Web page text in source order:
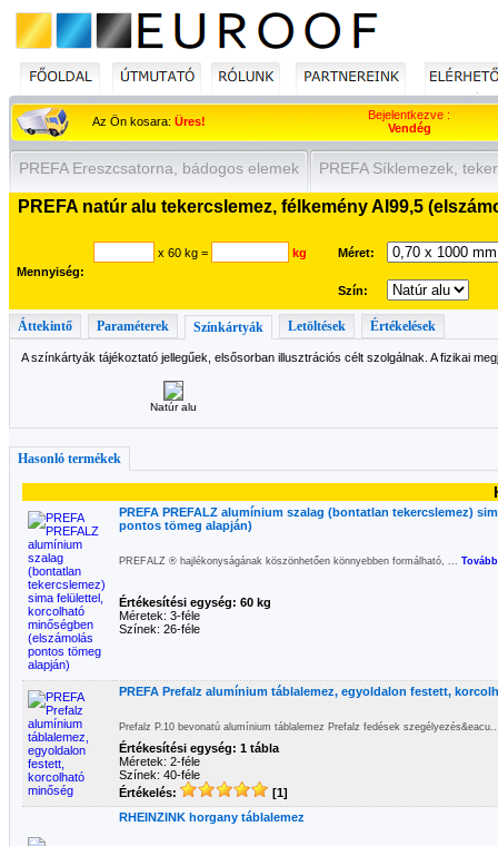
Az Ön kosara: Üres!
Bejelentkezve :
Vendég
PREFA Ereszcsatorna, bádogos elemek PREFA Síklemezek,
PREFA natúr alu tekercslemez, félkemény Al99,5
Mennyiség:
x 60 kg = kg Méret:
Szín:
Áttekintő Paraméterek Színkártyák Letöltések Értékelések
A színkártyák tájékoztató jellegűek, elsősorban illusztrációs célt szolgálnak. A fizikai
Natúr alu
Hasonló termékek
PREFA PREFALZ alumínium szalag (bontatlan tekercslemez)
pontos tömeg alapján)
PREFALZ ® hajlékonyságának köszönhetően könnyebben formálható, ...
Értékesítési egység: 60 kg
Méretek: 3-féle
Színek: 26-féle
PREFA Prefalz alumínium táblalemez, egyoldalon festett,
Prefalz P.10 bevonatú alumínium táblalemez Prefalz fedések
Értékesítési egység: 1 tábla
Méretek: 2-féle
Színek: 40-féle
Értékelés:
[1]
RHEINZINK horgany táblalemez